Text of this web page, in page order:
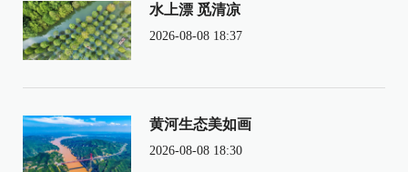
水上漂 觅清凉
2026-08-08 18:37
黄河生态美如画
2026-08-08 18:30